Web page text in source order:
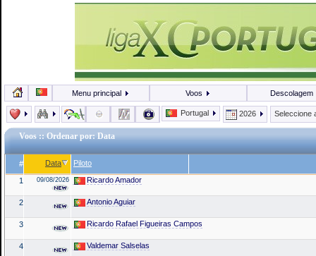
Menu principal Voos Descolagem
Portugal 2026 Seleccione
Voos :: Ordenar por: Data
# Data Piloto
1 09/08/2026 Ricardo Amador
2 Antonio Aguiar
3 Ricardo Rafael Figueiras Campos
4 Valdemar Salselas